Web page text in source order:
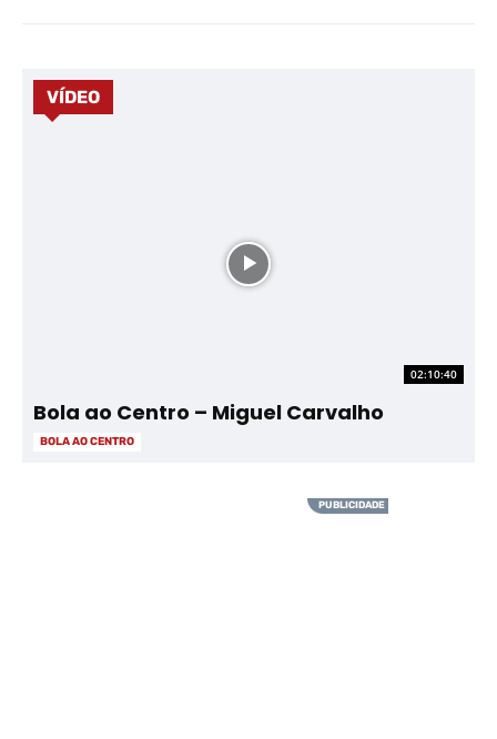
VÍDEO
02:10:40
Bola ao Centro – Miguel Carvalho
BOLA AO CENTRO